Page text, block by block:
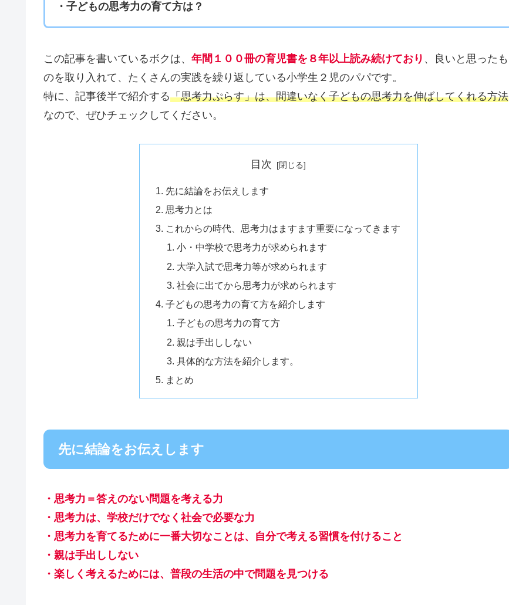
・子どもの思考力の育て方は？
この記事を書いているボクは、 年間１００冊の育児書を８年以上読み続けており 、良いと思ったも
のを取り入れて、たくさんの実践を繰り返している小学生２児のパパです。
特に、記事後半で紹介する「思考力ぷらす」は、間違いなく子どもの思考力を伸ばしてくれる方法
なので、ぜひチェックしてください。
目次
先に結論をお伝えします
思考力とは
これからの時代、思考力はますます重要になってきます
小・中学校で思考力が求められます
大学入試で思考力等が求められます
社会に出てから思考力が求められます
子どもの思考力の育て方を紹介します
子どもの思考力の育て方
親は手出ししない
具体的な方法を紹介します。
まとめ
先に結論をお伝えします
・思考力＝答えのない問題を考える力
・思考力は、学校だけでなく社会で必要な力
・思考力を育てるために一番大切なことは、自分で考える習慣を付けること
・親は手出ししない
・楽しく考えるためには、普段の生活の中で問題を見つける